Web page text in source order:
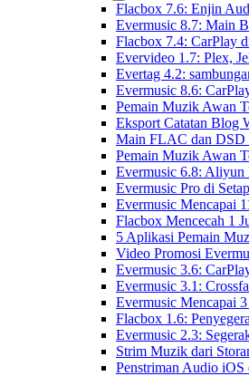
Flacbox 7.6: Enjin
Evermusic 8.7: Main
Flacbox 7.4: CarPlay
Evervideo 1.7: Plex,
Evertag 4.2:
Evermusic 8.6:
Pemain Muzik Awan
Eksport Catatan Blog
Main FLAC dan DSD
Pemain Muzik Awan
Evermusic 6.8:
Evermusic Pro di
Evermusic Mencapai
Flacbox Mencecah 1
5 Aplikasi Pemain
Video Promosi
Evermusic 3.6:
Evermusic 3.1:
Evermusic Mencapai
Flacbox 1.6:
Evermusic 2.3:
Strim Muzik dari
Penstriman Audio iOS